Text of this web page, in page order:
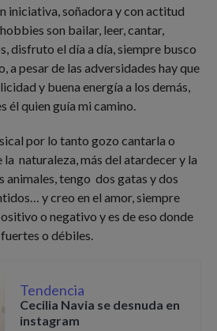
iniciativa, soñadora y con actitud
son bailar, leer, cantar,
disfruto el día a día, siempre busco
a pesar de las adversidades hay que
y buena energía a los demás,
él quien guía mi camino.
por lo tanto gozo cantarla o
la naturaleza, más del atardecer y la
animales, tengo dos gatas y dos
y creo en el amor, siempre
o negativo y es de eso donde
o débiles.
Tendencia
Cecilia Navia se desnuda en
instagram